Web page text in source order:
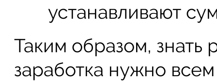
устанавливают
Таким образом, знать
заработка нужно